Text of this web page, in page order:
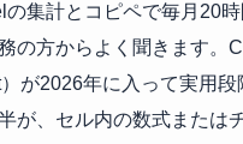
の集計とコピペで毎月20
の方からよく聞きます。
が2026年に入って実用
が、セル内の数式または